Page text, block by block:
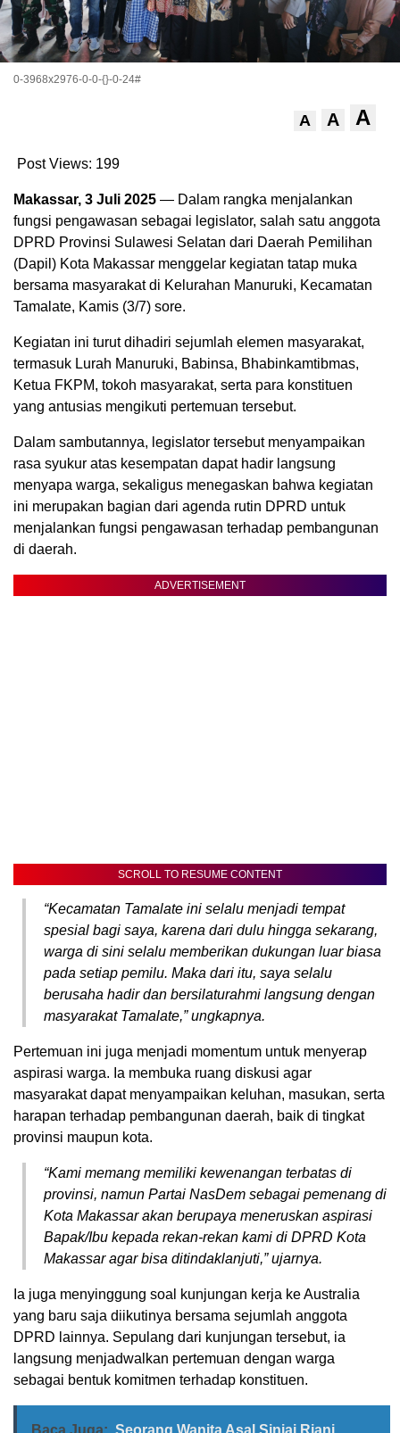
0-3968x2976-0-0-{}-0-24#
A A A
Post Views: 199
Makassar, 3 Juli 2025 — Dalam rangka menjalankan
fungsi pengawasan sebagai legislator, salah satu anggota
DPRD Provinsi Sulawesi Selatan dari Daerah Pemilihan
(Dapil) Kota Makassar menggelar kegiatan tatap muka
bersama masyarakat di Kelurahan Manuruki, Kecamatan
Tamalate, Kamis (3/7) sore.
Kegiatan ini turut dihadiri sejumlah elemen masyarakat,
termasuk Lurah Manuruki, Babinsa, Bhabinkamtibmas,
Ketua FKPM, tokoh masyarakat, serta para konstituen
yang antusias mengikuti pertemuan tersebut.
Dalam sambutannya, legislator tersebut menyampaikan
rasa syukur atas kesempatan dapat hadir langsung
menyapa warga, sekaligus menegaskan bahwa kegiatan
ini merupakan bagian dari agenda rutin DPRD untuk
menjalankan fungsi pengawasan terhadap pembangunan
di daerah.
ADVERTISEMENT
SCROLL TO RESUME CONTENT
“Kecamatan Tamalate ini selalu menjadi tempat
spesial bagi saya, karena dari dulu hingga sekarang,
warga di sini selalu memberikan dukungan luar biasa
pada setiap pemilu. Maka dari itu, saya selalu
berusaha hadir dan bersilaturahmi langsung dengan
masyarakat Tamalate,” ungkapnya.
Pertemuan ini juga menjadi momentum untuk menyerap
aspirasi warga. Ia membuka ruang diskusi agar
masyarakat dapat menyampaikan keluhan, masukan, serta
harapan terhadap pembangunan daerah, baik di tingkat
provinsi maupun kota.
“Kami memang memiliki kewenangan terbatas di
provinsi, namun Partai NasDem sebagai pemenang di
Kota Makassar akan berupaya meneruskan aspirasi
Bapak/Ibu kepada rekan-rekan kami di DPRD Kota
Makassar agar bisa ditindaklanjuti,” ujarnya.
Ia juga menyinggung soal kunjungan kerja ke Australia
yang baru saja diikutinya bersama sejumlah anggota
DPRD lainnya. Sepulang dari kunjungan tersebut, ia
langsung menjadwalkan pertemuan dengan warga
sebagai bentuk komitmen terhadap konstituen.
Baca Juga: Seorang Wanita Asal Sinjai,Riani